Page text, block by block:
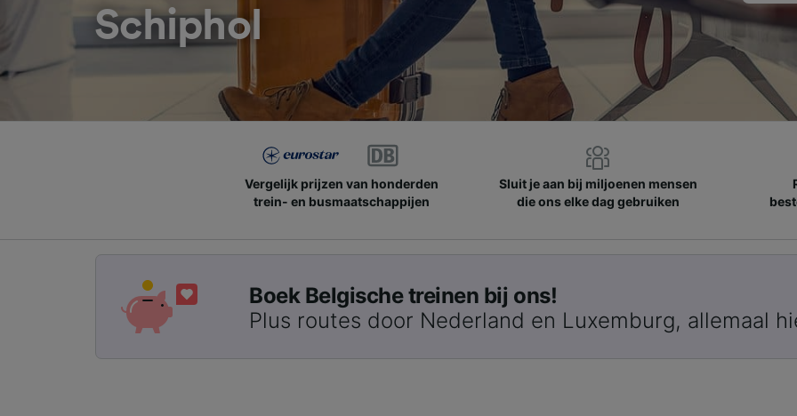
Schiphol
Vergelijk prijzen van honderden
trein- en busmaatschappijen
Sluit je aan bij miljoenen mensen
die ons elke dag gebruiken
Boek Belgische treinen bij ons!
Plus routes door Nederland en Luxemburg, allemaal